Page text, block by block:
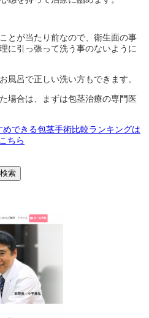
とが当たり前なので、衛生面の事
に引っ張って洗う事のないように
風呂で正しい洗い方もできます。
場合は、まずは包茎治療の専門医
できる包茎手術比較ランキングは
こちら